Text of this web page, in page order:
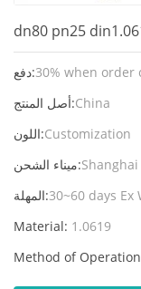
دفع:30% when order
أصل المنتج:China
اللون:Customization
ميناء الشحن:
المهلة:30~60 days
Material: 1.0619
Method of